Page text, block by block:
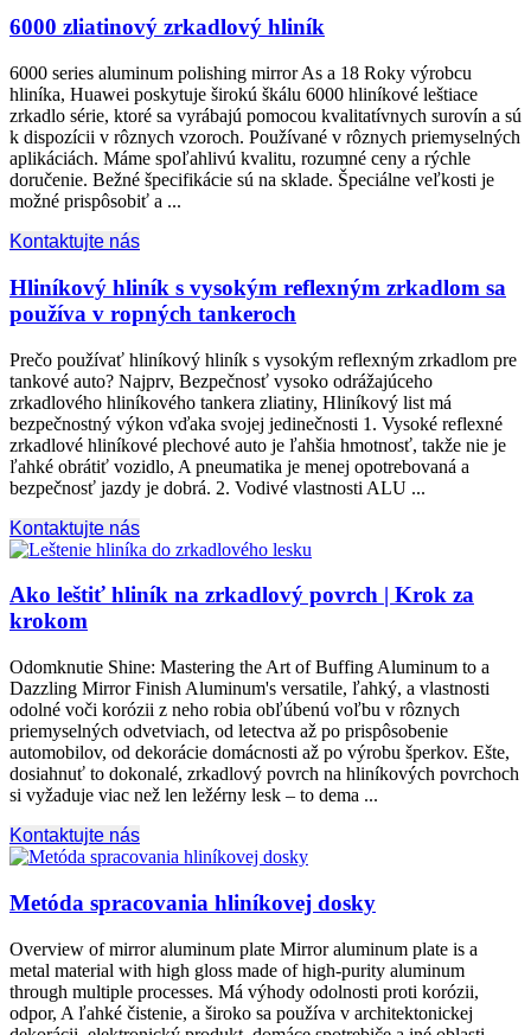
6000 zliatinový zrkadlový hliník
6000 series aluminum polishing mirror As a 18 Roky výrobcu
hliníka, Huawei poskytuje širokú škálu 6000 hliníkové leštiace
zrkadlo série, ktoré sa vyrábajú pomocou kvalitatívnych surovín a sú
k dispozícii v rôznych vzoroch. Používané v rôznych priemyselných
aplikáciách. Máme spoľahlivú kvalitu, rozumné ceny a rýchle
doručenie. Bežné špecifikácie sú na sklade. Špeciálne veľkosti je
možné prispôsobiť a ...
Kontaktujte nás
Hliníkový hliník s vysokým reflexným zrkadlom sa
používa v ropných tankeroch
Prečo používať hliníkový hliník s vysokým reflexným zrkadlom pre
tankové auto? Najprv, Bezpečnosť vysoko odrážajúceho
zrkadlového hliníkového tankera zliatiny, Hliníkový list má
bezpečnostný výkon vďaka svojej jedinečnosti 1. Vysoké reflexné
zrkadlové hliníkové plechové auto je ľahšia hmotnosť, takže nie je
ľahké obrátiť vozidlo, A pneumatika je menej opotrebovaná a
bezpečnosť jazdy je dobrá. 2. Vodivé vlastnosti ALU ...
Kontaktujte nás
Ako leštiť hliník na zrkadlový povrch | Krok za
krokom
Odomknutie Shine: Mastering the Art of Buffing Aluminum to a
Dazzling Mirror Finish Aluminum's versatile, ľahký, a vlastnosti
odolné voči korózii z neho robia obľúbenú voľbu v rôznych
priemyselných odvetviach, od letectva až po prispôsobenie
automobilov, od dekorácie domácnosti až po výrobu šperkov. Ešte,
dosiahnuť to dokonalé, zrkadlový povrch na hliníkových povrchoch
si vyžaduje viac než len ležérny lesk – to dema ...
Kontaktujte nás
Metóda spracovania hliníkovej dosky
Overview of mirror aluminum plate Mirror aluminum plate is a
metal material with high gloss made of high-purity aluminum
through multiple processes. Má výhody odolnosti proti korózii,
odpor, A ľahké čistenie, a široko sa používa v architektonickej